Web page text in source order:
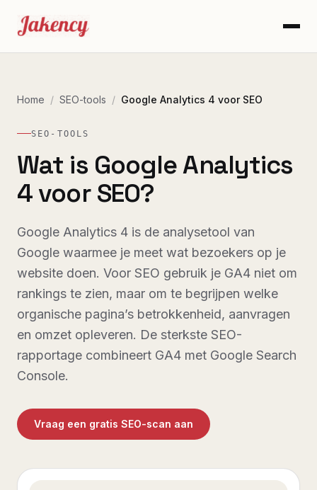
Home / SEO-tools / Google Analytics 4 voor SEO
SEO-TOOLS
Wat is Google Analytics
4 voor SEO?
Google Analytics 4 is de analysetool van
Google waarmee je meet wat bezoekers op je
website doen. Voor SEO gebruik je GA4 niet om
rankings te zien, maar om te begrijpen welke
organische pagina’s betrokkenheid, aanvragen
en omzet opleveren. De sterkste SEO-
rapportage combineert GA4 met Google Search
Console.
Vraag een gratis SEO-scan aan